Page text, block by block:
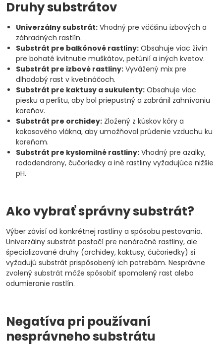
Druhy substrátov
Univerzálny substrát: Vhodný pre väčšinu izbových a
záhradných rastlín.
Substrát pre balkónové rastliny: Obsahuje viac živín
pre bohaté kvitnutie muškátov, petúnií a iných kvetov.
Substrát pre izbové rastliny: Vyvážený mix pre
dlhodobý rast v kvetináčoch.
Substrát pre kaktusy a sukulenty: Obsahuje viac
piesku a perlitu, aby bol priepustný a zabránil zahnívaniu
koreňov.
Substrát pre orchidey: Zložený z kúskov kôry a
kokosového vlákna, aby umožňoval prúdenie vzduchu ku
koreňom.
Substrát pre kyslomilné rastliny: Vhodný pre azalky,
rododendrony, čučoriedky a iné rastliny vyžadujúce nižšie
pH.
Ako vybrať správny substrát?
Výber závisí od konkrétnej rastliny a spôsobu pestovania.
Univerzálny substrát postačí pre nenáročné rastliny, ale
špecializované druhy (orchidey, kaktusy, čučoriedky) si
vyžadujú substrát prispôsobený ich potrebám. Nesprávne
zvolený substrát môže spôsobiť spomalený rast alebo
odumieranie rastlín.
Negatíva pri používaní
nesprávneho substrátu